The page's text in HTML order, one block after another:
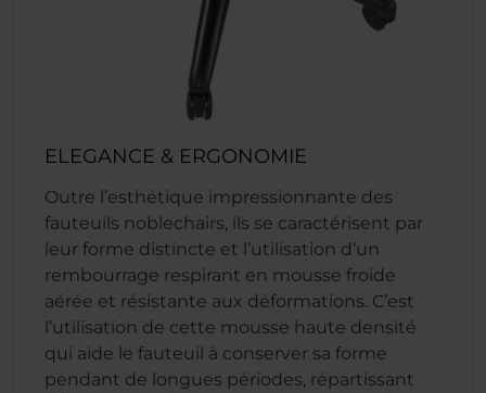
ELEGANCE & ERGONOMIE
Outre l’esthétique impressionnante des
fauteuils noblechairs, ils se caractérisent par
leur forme distincte et l’utilisation d’un
rembourrage respirant en mousse froide
aérée et résistante aux déformations. C’est
l’utilisation de cette mousse haute densité
qui aide le fauteuil à conserver sa forme
pendant de longues périodes, répartissant